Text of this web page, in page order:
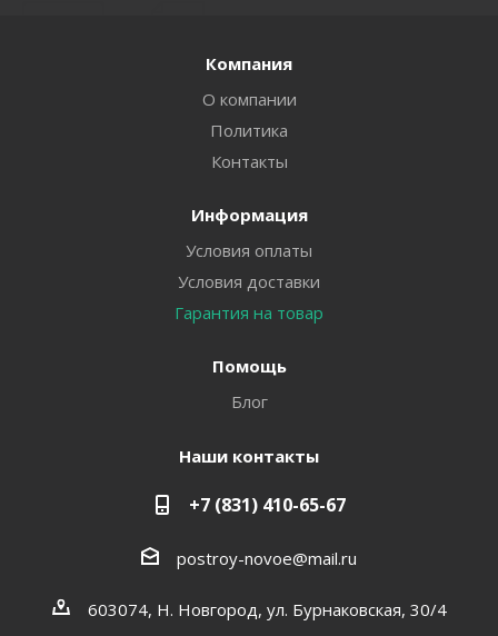
Компания
О компании
Политика
Контакты
Информация
Условия оплаты
Условия доставки
Гарантия на товар
Помощь
Блог
Наши контакты
+7 (831) 410-65-67
postroy-novoe@mail.ru
603074, Н. Новгород, ул. Бурнаковская, 30/4